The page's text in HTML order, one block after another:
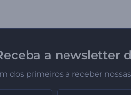
a newsletter
dos primeiros a receber